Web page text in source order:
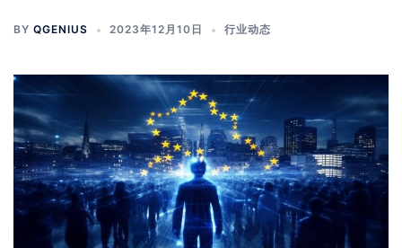
BY QGENIUS 2023年12月10日 行业动态